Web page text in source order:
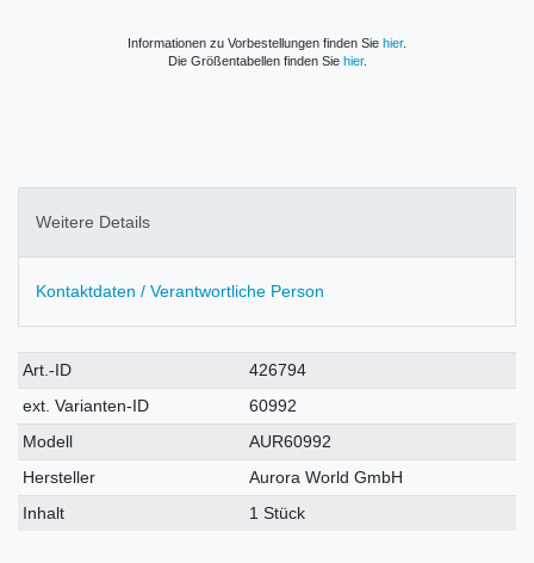
Informationen zu Vorbestellungen finden Sie hier.
Die Größentabellen finden Sie hier.
Weitere Details
Kontaktdaten / Verantwortliche Person
Technisches
Merkmal
Wert
Art.-ID
426794
ext. Varianten-ID
60992
Modell
AUR60992
Hersteller
Aurora World GmbH
Inhalt
1 Stück